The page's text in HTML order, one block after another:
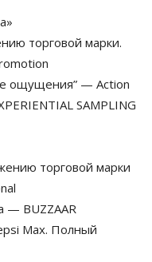
торговой марки.
ощущения” — Action
SAMPLING
торговой марки
— BUZZAAR
Max. Полный